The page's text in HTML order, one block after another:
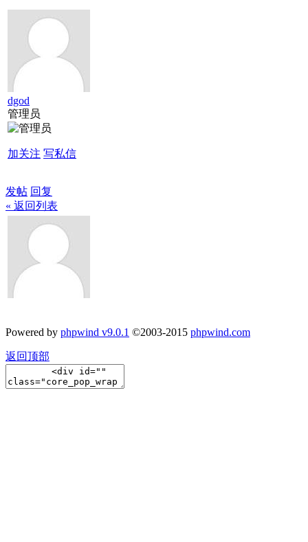
dgod
管理员
加关注 写私信
发帖 回复
« 返回列表
Powered by phpwind v9.0.1 ©2003-2015 phpwind.com
返回顶部